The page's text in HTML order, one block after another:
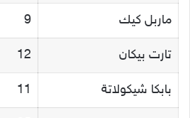
ماربل كيك 9
تارت بيكان 12
بابكا شيكولاتة 11